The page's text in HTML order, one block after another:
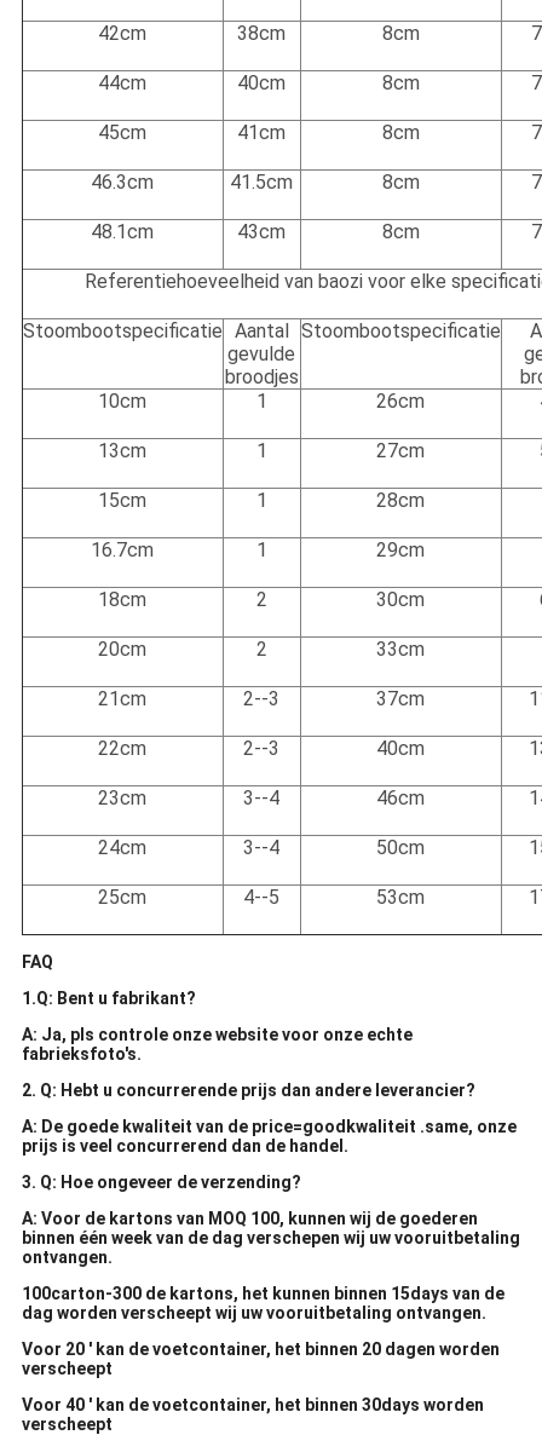
42cm 38cm 8cm
44cm 40cm 8cm
45cm 41cm 8cm
46.3cm 41.5cm 8cm
48.1cm 43cm 8cm
Referentiehoeveelheid van baozi voor elke
Stoombootspecificatie Aantal
gevulde
broodjes
Stoombootspecificatie
10cm
1 26cm
13cm 1 27cm
15cm 1 28cm
16.7cm 1 29cm
18cm 2 30cm
20cm 2 33cm
21cm 2--3 37cm
22cm 2--3 40cm
23cm 3--4 46cm
24cm 3--4 50cm
25cm 4--5 53cm
FAQ
1.Q: Bent u fabrikant?
A: Ja, pls controle onze website voor onze echte
fabrieksfoto's.
2. Q: Hebt u concurrerende prijs dan andere leverancier?
A: De goede kwaliteit van de price=goodkwaliteit .same, onze
prijs is veel concurrerend dan de handel.
3. Q: Hoe ongeveer de verzending?
A: Voor de kartons van MOQ 100, kunnen wij de goederen
binnen één week van de dag verschepen wij uw vooruitbetaling
ontvangen.
100carton-300 de kartons, het kunnen binnen 15days van de
dag worden verscheept wij uw vooruitbetaling ontvangen.
Voor 20 ' kan de voetcontainer, het binnen 20 dagen worden
verscheept
Voor 40 ' kan de voetcontainer, het binnen 30days worden
verscheept